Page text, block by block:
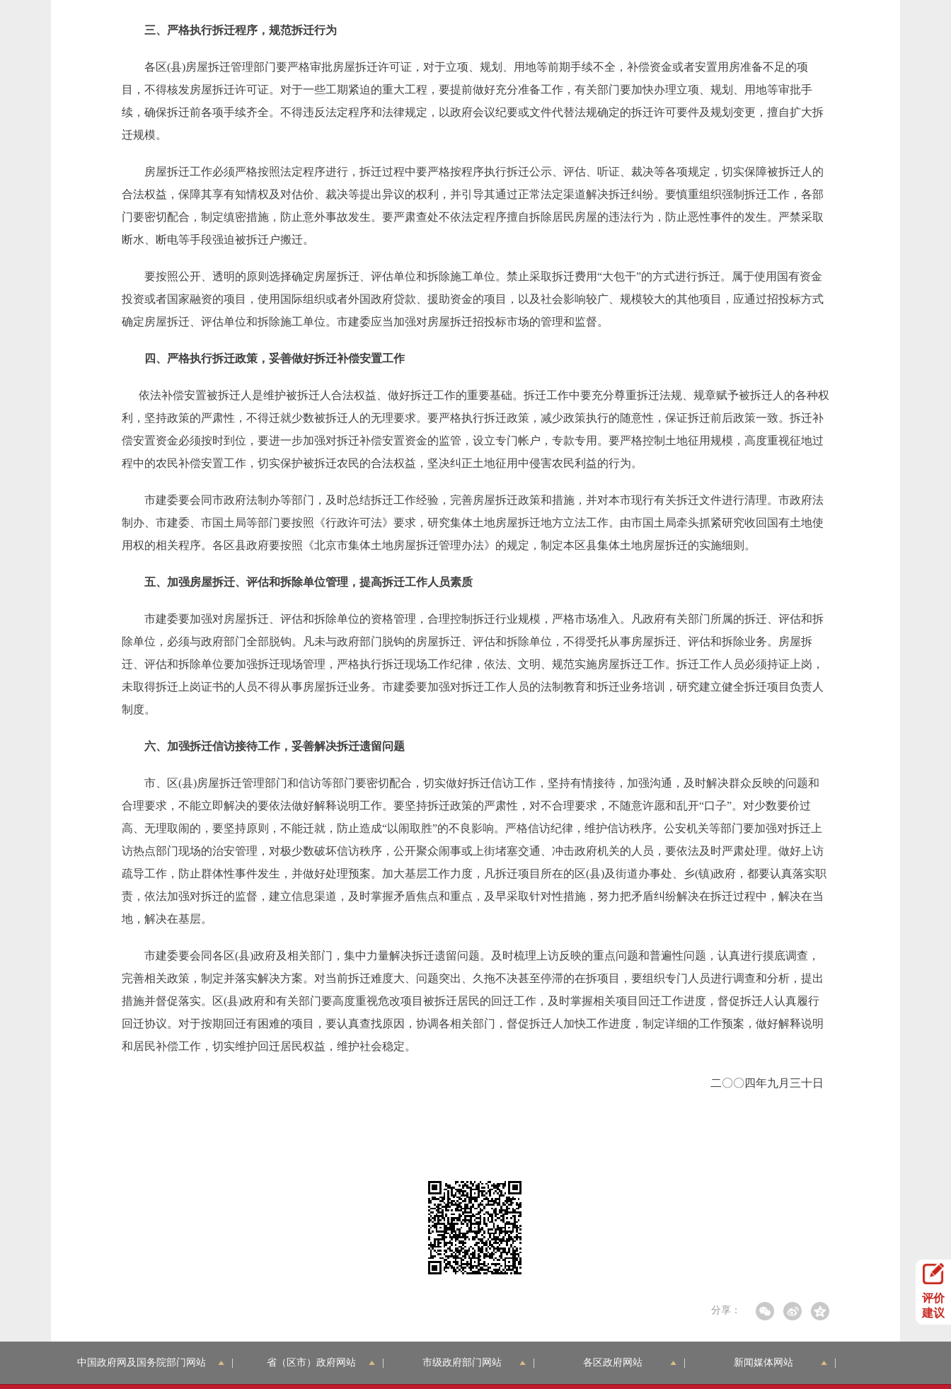
三、严格执行拆迁程序，规范拆迁行为
各区(县)房屋拆迁管理部门要严格审批房屋拆迁许可证，对于立项、规划、用地等前期手续不全，补偿资金或者安置用房准备不足的项
目，不得核发房屋拆迁许可证。对于一些工期紧迫的重大工程，要提前做好充分准备工作，有关部门要加快办理立项、规划、用地等审批手
续，确保拆迁前各项手续齐全。不得违反法定程序和法律规定，以政府会议纪要或文件代替法规确定的拆迁许可要件及规划变更，擅自扩大拆
迁规模。
房屋拆迁工作必须严格按照法定程序进行，拆迁过程中要严格按程序执行拆迁公示、评估、听证、裁决等各项规定，切实保障被拆迁人的
合法权益，保障其享有知情权及对估价、裁决等提出异议的权利，并引导其通过正常法定渠道解决拆迁纠纷。要慎重组织强制拆迁工作，各部
门要密切配合，制定缜密措施，防止意外事故发生。要严肃查处不依法定程序擅自拆除居民房屋的违法行为，防止恶性事件的发生。严禁采取
断水、断电等手段强迫被拆迁户搬迁。
要按照公开、透明的原则选择确定房屋拆迁、评估单位和拆除施工单位。禁止采取拆迁费用“大包干”的方式进行拆迁。属于使用国有资金
投资或者国家融资的项目，使用国际组织或者外国政府贷款、援助资金的项目，以及社会影响较广、规模较大的其他项目，应通过招投标方式
确定房屋拆迁、评估单位和拆除施工单位。市建委应当加强对房屋拆迁招投标市场的管理和监督。
四、严格执行拆迁政策，妥善做好拆迁补偿安置工作
依法补偿安置被拆迁人是维护被拆迁人合法权益、做好拆迁工作的重要基础。拆迁工作中要充分尊重拆迁法规、规章赋予被拆迁人的各种权
利，坚持政策的严肃性，不得迁就少数被拆迁人的无理要求。要严格执行拆迁政策，减少政策执行的随意性，保证拆迁前后政策一致。拆迁补
偿安置资金必须按时到位，要进一步加强对拆迁补偿安置资金的监管，设立专门帐户，专款专用。要严格控制土地征用规模，高度重视征地过
程中的农民补偿安置工作，切实保护被拆迁农民的合法权益，坚决纠正土地征用中侵害农民利益的行为。
市建委要会同市政府法制办等部门，及时总结拆迁工作经验，完善房屋拆迁政策和措施，并对本市现行有关拆迁文件进行清理。市政府法
制办、市建委、市国土局等部门要按照《行政许可法》要求，研究集体土地房屋拆迁地方立法工作。由市国土局牵头抓紧研究收回国有土地使
用权的相关程序。各区县政府要按照《北京市集体土地房屋拆迁管理办法》的规定，制定本区县集体土地房屋拆迁的实施细则。
五、加强房屋拆迁、评估和拆除单位管理，提高拆迁工作人员素质
市建委要加强对房屋拆迁、评估和拆除单位的资格管理，合理控制拆迁行业规模，严格市场准入。凡政府有关部门所属的拆迁、评估和拆
除单位，必须与政府部门全部脱钩。凡未与政府部门脱钩的房屋拆迁、评估和拆除单位，不得受托从事房屋拆迁、评估和拆除业务。房屋拆
迁、评估和拆除单位要加强拆迁现场管理，严格执行拆迁现场工作纪律，依法、文明、规范实施房屋拆迁工作。拆迁工作人员必须持证上岗，
未取得拆迁上岗证书的人员不得从事房屋拆迁业务。市建委要加强对拆迁工作人员的法制教育和拆迁业务培训，研究建立健全拆迁项目负责人
制度。
六、加强拆迁信访接待工作，妥善解决拆迁遗留问题
市、区(县)房屋拆迁管理部门和信访等部门要密切配合，切实做好拆迁信访工作，坚持有情接待，加强沟通，及时解决群众反映的问题和
合理要求，不能立即解决的要依法做好解释说明工作。要坚持拆迁政策的严肃性，对不合理要求，不随意许愿和乱开“口子”。对少数要价过
高、无理取闹的，要坚持原则，不能迁就，防止造成“以闹取胜”的不良影响。严格信访纪律，维护信访秩序。公安机关等部门要加强对拆迁上
访热点部门现场的治安管理，对极少数破坏信访秩序，公开聚众闹事或上街堵塞交通、冲击政府机关的人员，要依法及时严肃处理。做好上访
疏导工作，防止群体性事件发生，并做好处理预案。加大基层工作力度，凡拆迁项目所在的区(县)及街道办事处、乡(镇)政府，都要认真落实职
责，依法加强对拆迁的监督，建立信息渠道，及时掌握矛盾焦点和重点，及早采取针对性措施，努力把矛盾纠纷解决在拆迁过程中，解决在当
地，解决在基层。
市建委要会同各区(县)政府及相关部门，集中力量解决拆迁遗留问题。及时梳理上访反映的重点问题和普遍性问题，认真进行摸底调查，
完善相关政策，制定并落实解决方案。对当前拆迁难度大、问题突出、久拖不决甚至停滞的在拆项目，要组织专门人员进行调查和分析，提出
措施并督促落实。区(县)政府和有关部门要高度重视危改项目被拆迁居民的回迁工作，及时掌握相关项目回迁工作进度，督促拆迁人认真履行
回迁协议。对于按期回迁有困难的项目，要认真查找原因，协调各相关部门，督促拆迁人加快工作进度，制定详细的工作预案，做好解释说明
和居民补偿工作，切实维护回迁居民权益，维护社会稳定。
二〇〇四年九月三十日
分享：
评价
建议
中国政府网及国务院部门网站 省（区市）政府网站 市级政府部门网站 各区政府网站 新闻媒体网站